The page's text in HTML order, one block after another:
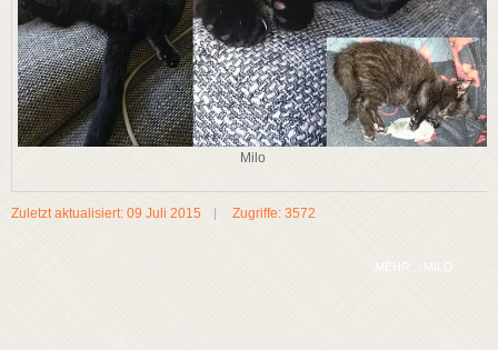
Milo
Zuletzt aktualisiert: 09 Juli 2015 Zugriffe: 3572
MEHR...:MILO